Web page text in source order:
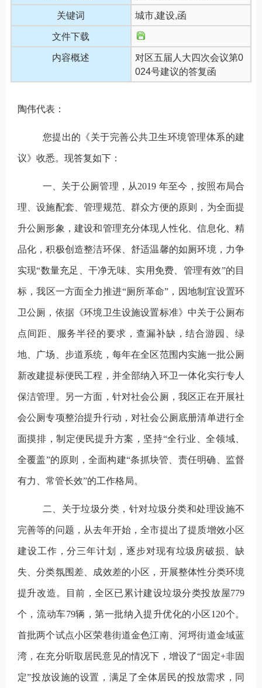
关键词 城市,建设,函
文件下载
内容概述
对区五届人大四次会议第0
024号建议的答复函
陶伟代表：
您提出的《关于完善公共卫生环境管理体系的建
议》收悉。现答复如下：
一、关于公厕管理， 从2019 年至今，按照布局合
理、设施配套、管理规范、群众方便的原则，为全面提
升公厕形象，建设和管理充分体现人性化、信息化、精
品化，积极创造整洁环保、舒适温馨的如厕环境，力争
实现“数量充足、干净无味、实用免费、管理有效”的目
标，我区一方面全力推进“厕所革命”，因地制宜设置环
卫公厕，依据《环境卫生设施设置标准》中关于公厕布
点间距、服务半径的要求，查漏补缺，结合游园、绿
地、广场、步道系统 ， 每年在全区范围内实施一批公厕
新改建提标便民工程，并全部纳入环卫一体化实行专人
保洁管理。另一方面，针对社会公厕，我区正在开展社
会公厕专项整治提升行动， 对社会公厕底册清单进行全
面摸排，制定便民提升方案， 坚持“全行业、全领域、
全覆盖”的原则，全面构建“条抓块管、责任明确、监督
有力、常管长效”的工作格局。
二、关于垃圾分类，针对垃圾分类和处理设施不
完善等的问题，从去年开始，全市提出了提质增效小区
建设工作，分三年计划，逐步对现有垃圾房破损、缺
失、分类氛围差、成效差的小区，开展整体性分类环境
提升改造。目前，全区已累计建设垃圾分类投放屋779
个，流动车79辆，第一批纳入提升优化的小区120个。
首批两个试点小区荣巷街道金色江南、河埒街道金域蓝
湾，在充分听取居民意见的情况下，增设了“固定+非固
定”投放设施的设置，满足了全体居民的投放需求，同